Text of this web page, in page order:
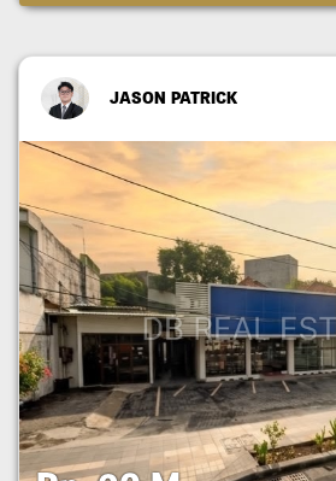
JASON PATRICK